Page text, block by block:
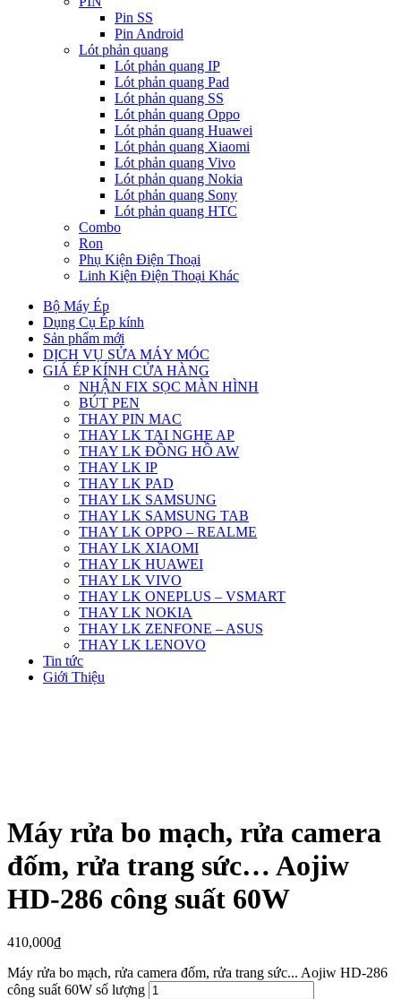
Pin SS
Pin Android
Lót phản quang
Lót phản quang IP
Lót phản quang Pad
Lót phản quang SS
Lót phản quang Oppo
Lót phản quang Huawei
Lót phản quang Xiaomi
Lót phản quang Vivo
Lót phản quang Nokia
Lót phản quang Sony
Lót phản quang HTC
Combo
Ron
Phụ Kiện Điện Thoại
Linh Kiện Điện Thoại Khác
Bộ Máy Ép
Dụng Cụ Ép kính
Sản phẩm mới
DỊCH VỤ SỬA MÁY MÓC
GIÁ ÉP KÍNH CỬA HÀNG
NHẬN FIX SỌC MÀN HÌNH
BÚT PEN
THAY PIN MAC
THAY LK TAI NGHE AP
THAY LK ĐỒNG HỒ AW
THAY LK IP
THAY LK PAD
THAY LK SAMSUNG
THAY LK SAMSUNG TAB
THAY LK OPPO – REALME
THAY LK XIAOMI
THAY LK HUAWEI
THAY LK VIVO
THAY LK ONEPLUS – VSMART
THAY LK NOKIA
THAY LK ZENFONE – ASUS
THAY LK LENOVO
Tin tức
Giới Thiệu
Máy rửa bo mạch, rửa camera
đốm, rửa trang sức… Aojiw
HD-286 công suất 60W
410,000₫
Máy rửa bo mạch, rửa camera đốm, rửa trang sức... Aojiw HD-286
công suất 60W số lượng